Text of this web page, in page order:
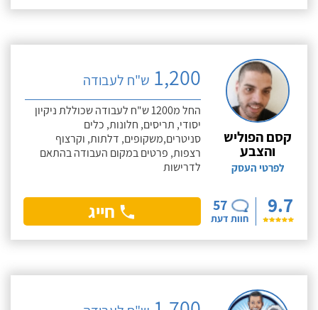
קסם הפוליש
והצבע
לפרטי העסק
9.7
57
חוות דעת
1,200 ש"ח לעבודה
החל מ1200 ש"ח לעבודה שכוללת ניקיון
יסודי, תריסים, חלונות, כלים
סניטרים,משקופים, דלתות, וקרצוף
רצפות, פרטים במקום העבודה בהתאם
לדרישות
חייג